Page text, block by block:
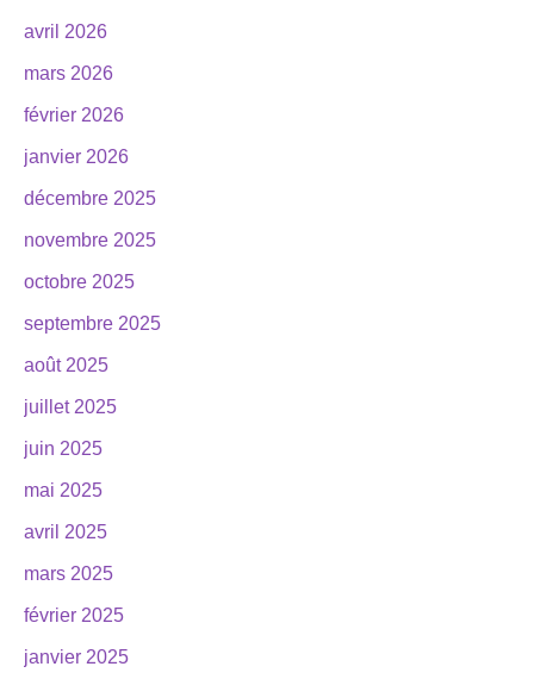
avril 2026
mars 2026
février 2026
janvier 2026
décembre 2025
novembre 2025
octobre 2025
septembre 2025
août 2025
juillet 2025
juin 2025
mai 2025
avril 2025
mars 2025
février 2025
janvier 2025